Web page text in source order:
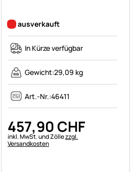
ausverkauft
In Kürze verfügbar
Gewicht:29,09 kg
Art.-Nr.:46411
457,90CHF
Steuerhinweis:
inkl. MwSt. und Zöllezzgl.
Versandkosten